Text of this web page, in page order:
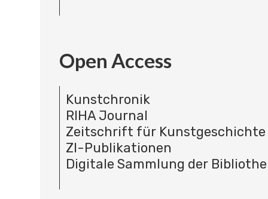
Open Access
Kunstchronik
RIHA Journal
Zeitschrift für Kunstgeschichte
ZI-Publikationen
Digitale Sammlung der